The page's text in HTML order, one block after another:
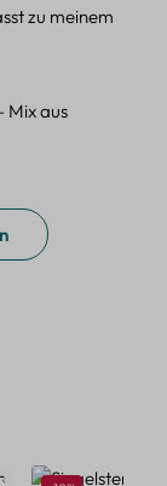
zu meinem
Mix aus